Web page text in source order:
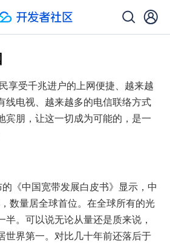
线电视、越来越多的电信联络方式
宾朋，让这一切成为可能的，是一
数量居全球首位。在全球所有的光
。可以说无论从量还是质来说，
世界第一。对比几十年前还落后于